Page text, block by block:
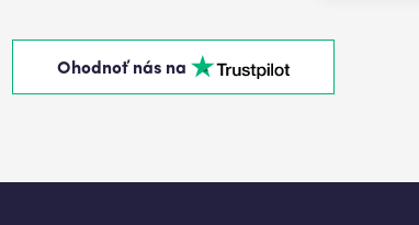
Ohodnoť nás na